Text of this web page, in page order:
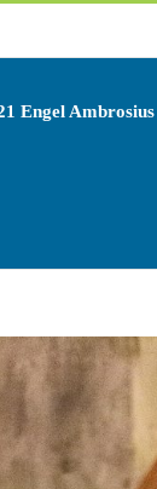
Engel Ambrosius